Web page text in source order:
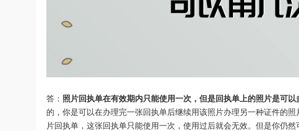
答： 照片回执单在有效期内只能使用一次，但是回执单上的照片是可以
的，你是可以在办理完一张回执单后继续用该照片办理另一种证件的
片回执单，这张回执单只能使用一次，使用过后就会无效。但是你仍